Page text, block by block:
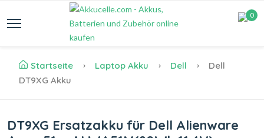
0
Startseite Laptop Akku Dell
Dell
DT9XG Akku
DT9XG Ersatzakku für Dell Alienware